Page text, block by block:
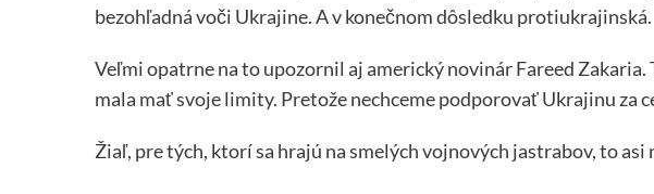
bezohľadná voči Ukrajine. A v konečnom dôsledku protiukrajinská.
Veľmi opatrne na to upozornil aj americký novinár Fareed Zakaria.
mala mať svoje limity. Pretože nechceme podporovať Ukrajinu za
Žiaľ, pre tých, ktorí sa hrajú na smelých vojnových jastrabov, to asi